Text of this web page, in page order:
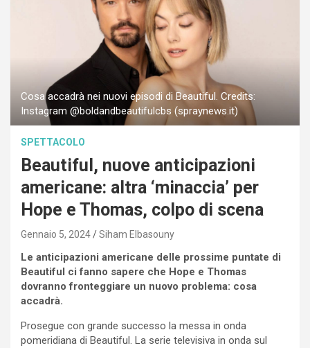
Cosa accadrà nei nuovi episodi di Beautiful. Credits:
Instagram @boldandbeautifulcbs (spraynews.it)
SPETTACOLO
Beautiful, nuove anticipazioni
americane: altra ‘minaccia’ per
Hope e Thomas, colpo di scena
Gennaio 5, 2024 Siham Elbasouny
Le anticipazioni americane delle prossime puntate di
Beautiful ci fanno sapere che Hope e Thomas
dovranno fronteggiare un nuovo problema: cosa
accadrà.
Prosegue con grande successo la messa in onda
pomeridiana di Beautiful. La serie televisiva in onda sul